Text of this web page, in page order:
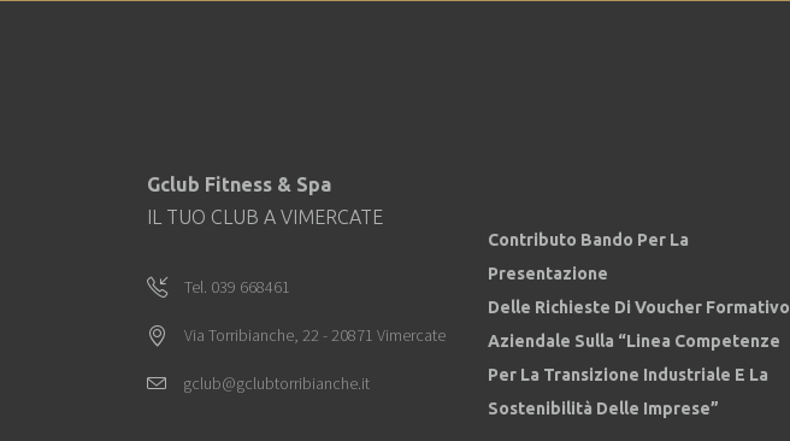
Gclub Fitness & Spa
IL TUO CLUB A VIMERCATE
Tel. 039 668461
Via Torribianche, 22 - 20871 Vimercate
gclub@gclubtorribianche.it
Contributo Bando Per La
Presentazione
Delle Richieste Di Voucher Formativo
Aziendale Sulla “Linea Competenze
Per La Transizione Industriale E La
Sostenibilità Delle Imprese”